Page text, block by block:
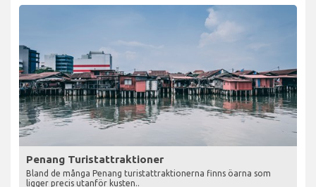
Penang Turistattraktioner
Bland de många Penang turistattraktionerna finns öarna som
ligger precis utanför kusten..